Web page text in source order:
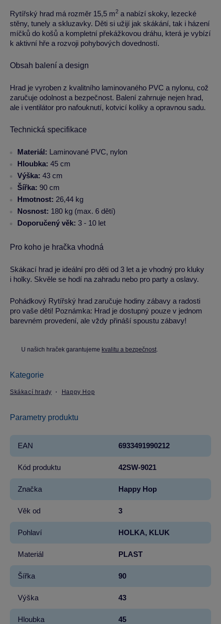
Rytířský hrad má rozměr 15,5 m2 a nabízí skoky, lezecké
stěny, tunely a skluzavky. Děti si užijí jak skákání, tak i házení
míčků do košů a kompletní překážkovou dráhu, která je vybízí
k aktivní hře a rozvoji pohybových dovedností.
Obsah balení a design
Hrad je vyroben z kvalitního laminovaného PVC a nylonu, což
zaručuje odolnost a bezpečnost. Balení zahrnuje nejen hrad,
ale i ventilátor pro nafouknutí, kotvicí kolíky a opravnou sadu.
Technická specifikace
Materiál: Laminované PVC, nylon
Hloubka: 45 cm
Výška: 43 cm
Šířka: 90 cm
Hmotnost: 26,44 kg
Nosnost: 180 kg (max. 6 dětí)
Doporučený věk: 3 - 10 let
Pro koho je hračka vhodná
Skákací hrad je ideální pro děti od 3 let a je vhodný pro kluky
i holky. Skvěle se hodí na zahradu nebo pro party a oslavy.
Pohádkový Rytířský hrad zaručuje hodiny zábavy a radosti
pro vaše děti! Poznámka: Hrad je dostupný pouze v jednom
barevném provedení, ale vždy přináší spoustu zábavy!
U našich hraček garantujeme kvalitu a bezpečnost.
Kategorie
Skákací hrady Happy Hop
Parametry produktu
EAN 6933491990212
Kód produktu 42SW-9021
Značka Happy Hop
Věk od 3
Pohlaví HOLKA, KLUK
Materiál PLAST
Šířka 90
Výška 43
Hloubka 45